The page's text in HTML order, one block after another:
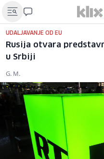
UDALJAVANJE OD EU
Rusija otvara
u Srbiji
G. M.